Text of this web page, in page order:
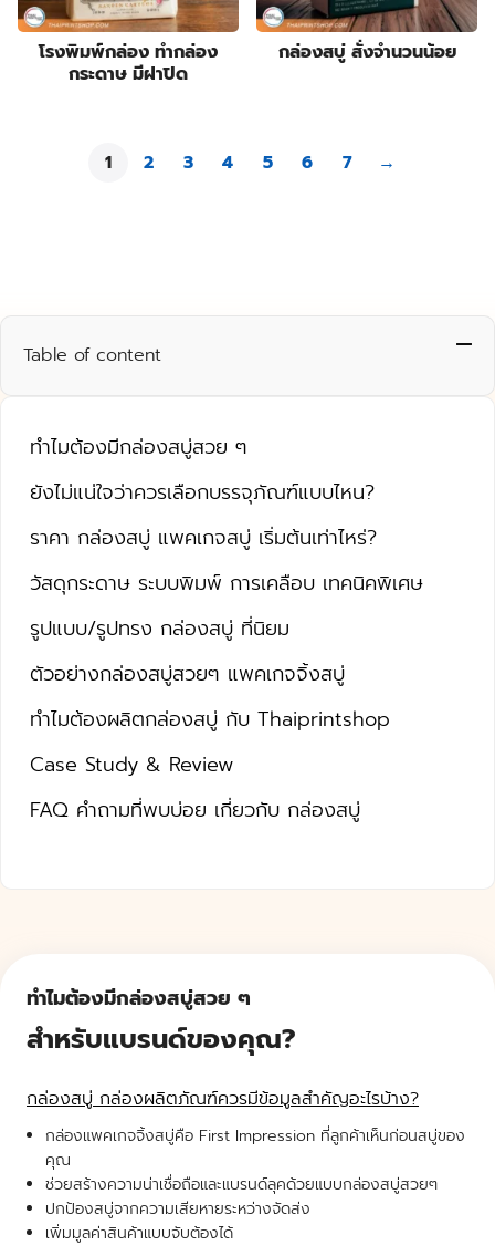
โรงพิมพ์กล่อง ทำกล่อง
กระดาษ มีฝาปิด
กล่องสบู่ สั่งจำนวนน้อย
1 2 3 4 5 6 7 →
Table of content
ทำไมต้องมีกล่องสบู่สวย ๆ
ยังไม่แน่ใจว่าควรเลือกบรรจุภัณฑ์แบบไหน?
ราคา กล่องสบู่ แพคเกจสบู่ เริ่มต้นเท่าไหร่?
วัสดุกระดาษ ระบบพิมพ์ การเคลือบ เทคนิคพิเศษ
รูปแบบ/รูปทรง กล่องสบู่ ที่นิยม
ตัวอย่างกล่องสบู่สวยๆ แพคเกจจิ้งสบู่
ทำไมต้องผลิตกล่องสบู่ กับ Thaiprintshop
Case Study & Review
FAQ คำถามที่พบบ่อย เกี่ยวกับ กล่องสบู่
ทำไมต้องมีกล่องสบู่สวย ๆ
สำหรับแบรนด์ของคุณ?
กล่องสบู่ กล่องผลิตภัณฑ์ควรมีข้อมูลสำคัญอะไรบ้าง?
กล่องแพคเกจจิ้งสบู่คือ First Impression ที่ลูกค้าเห็นก่อนสบู่ของ
คุณ
ช่วยสร้างความน่าเชื่อถือและแบรนด์ลุคด้วยแบบกล่องสบู่สวยๆ
ปกป้องสบู่จากความเสียหายระหว่างจัดส่ง
เพิ่มมูลค่าสินค้าแบบจับต้องได้